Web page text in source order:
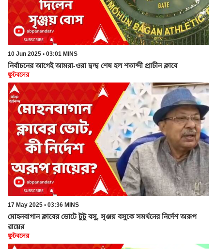
10 Jun 2025 • 03:01 MINS
নির্বাচনের আগেই আমরা-ওরা দ্বন্দ্ব শেষ হল শতাব্দী প্রাচীন ক্লাবে
ফুটবলের
17 May 2025 • 03:36 MINS
মোহনবাগান ক্লাবের ভোটে টুটু বসু, সৃঞ্জয় বসুকে সমর্থনের নির্দেশ অরূপ
রায়ের
ফুটবলের